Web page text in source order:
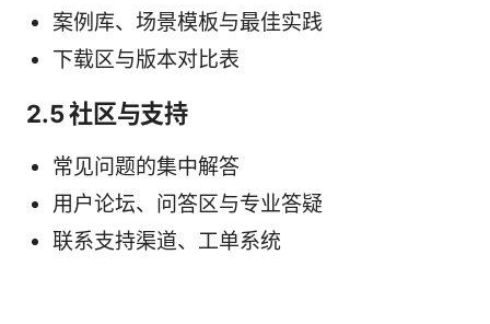
案例库、场景模板与最佳实践
下载区与版本对比表
2.5 社区与支持
常见问题的集中解答
用户论坛、问答区与专业答疑
联系支持渠道、工单系统